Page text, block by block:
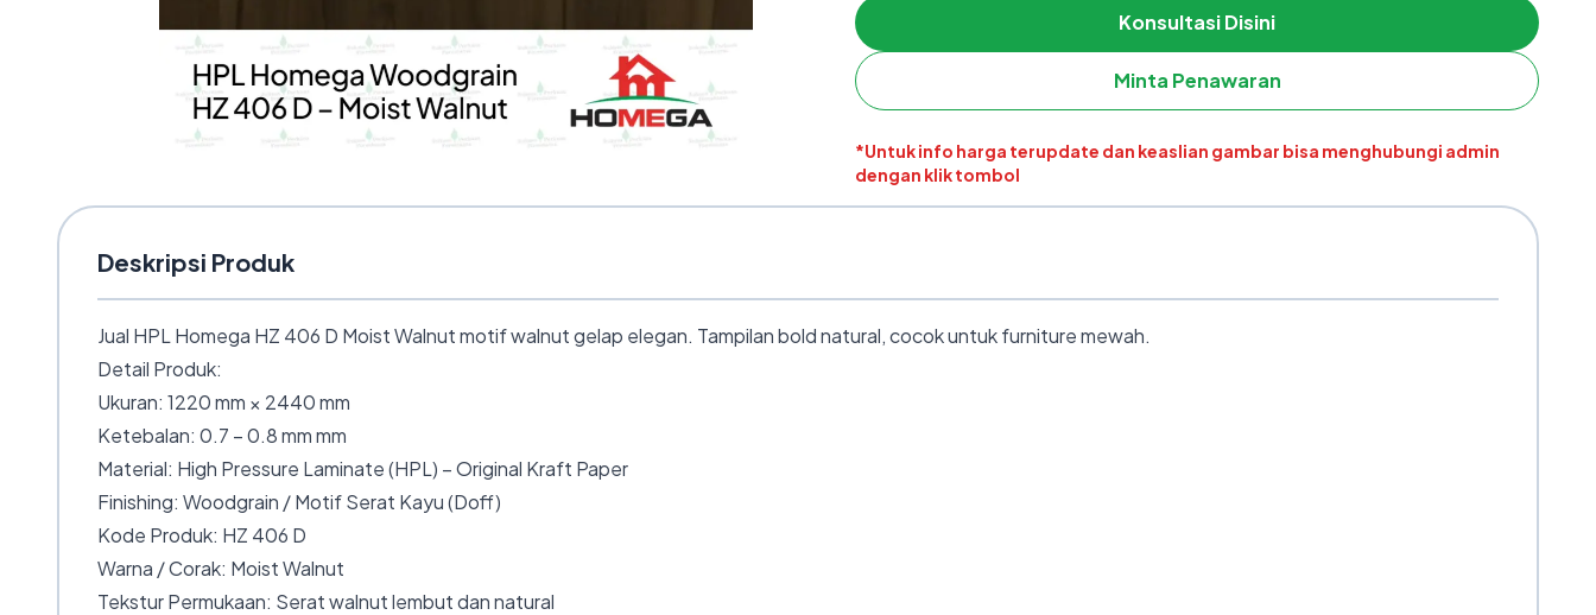
Konsultasi Disini
Minta Penawaran
*Untuk info harga terupdate dan keaslian gambar bisa menghubungi admin
dengan klik tombol
Deskripsi Produk
Jual HPL Homega HZ 406 D Moist Walnut motif walnut gelap elegan. Tampilan bold natural, cocok untuk furniture mewah.
Detail Produk:
Ukuran: 1220 mm × 2440 mm
Ketebalan: 0.7 – 0.8 mm mm
Material: High Pressure Laminate (HPL) – Original Kraft Paper
Finishing: Woodgrain / Motif Serat Kayu (Doff)
Kode Produk: HZ 406 D
Warna / Corak: Moist Walnut
Tekstur Permukaan: Serat walnut lembut dan natural